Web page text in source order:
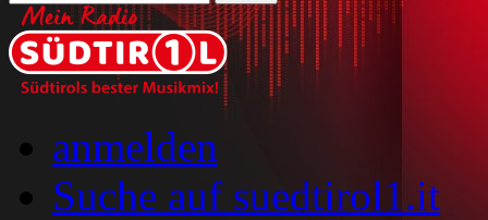
anmelden
Suche auf suedtirol1.it